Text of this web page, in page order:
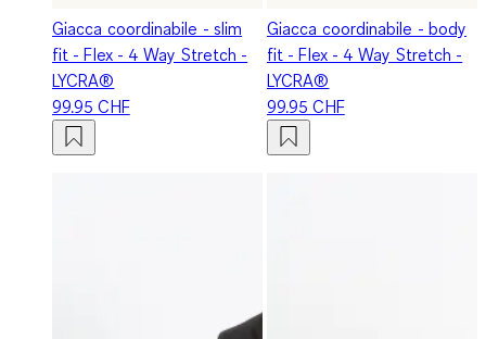
Giacca coordinabile - slim
fit - Flex - 4 Way Stretch -
LYCRA®
99.95 CHF
Giacca coordinabile - body
fit - Flex - 4 Way Stretch -
LYCRA®
99.95 CHF